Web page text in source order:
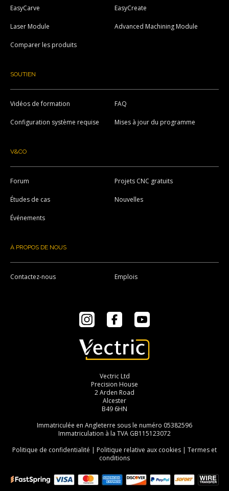
EasyCarve EasyCreate
Laser Module Advanced Machining Module
Comparer les produits
SOUTIEN
Vidéos de formation FAQ
Configuration système requise Mises à jour du programme
V&CO
Forum Projets CNC gratuits
Études de cas Nouvelles
Événements
À PROPOS DE NOUS
Contactez-nous Emplois
Vectric Ltd
Precision House
2 Arden Road
Alcester
B49 6HN
Immatriculée en Angleterre sous le numéro 05382596
Immatriculation à la TVA GB115123072
Politique de confidentialité | Politique relative aux cookies | Termes et
conditions